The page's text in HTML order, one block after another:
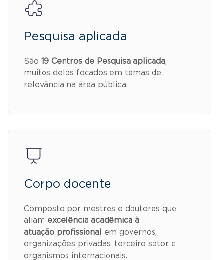
Pesquisa aplicada
São 19 Centros de Pesquisa aplicada,
muitos deles focados em temas de
relevância na área pública.
Corpo docente
Composto por mestres e doutores que
aliam excelência acadêmica à
atuação profissional
em governos,
organizações privadas, terceiro setor e
organismos internacionais.